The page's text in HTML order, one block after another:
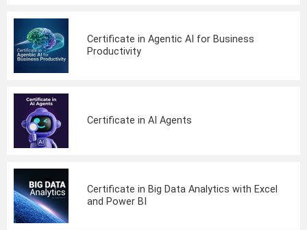
Certificate in Agentic AI for Business
Productivity
Certificate in AI Agents
Certificate in Big Data Analytics with Excel
and Power BI